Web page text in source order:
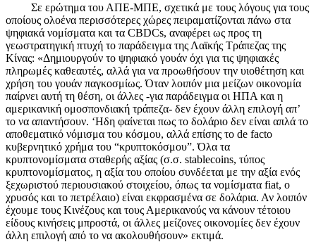
Σε ερώτημα του ΑΠΕ-ΜΠΕ, σχετικά με τους λόγους για τους
οποίους ολοένα περισσότερες χώρες πειραματίζονται πάνω στα
ψηφιακά νομίσματα και τα CBDCs, αναφέρει ως προς τη
γεωστρατηγική πτυχή το παράδειγμα της Λαϊκής Τράπεζας της
Κίνας: «Δημιουργούν το ψηφιακό γουάν όχι για τις ψηφιακές
πληρωμές καθεαυτές, αλλά για να προωθήσουν την υιοθέτηση και
χρήση του γουάν παγκοσμίως. Όταν λοιπόν μια μείζων οικονομία
παίρνει αυτή τη θέση, οι άλλες -για παράδειγμα οι ΗΠΑ και η
αμερικανική ομοσπονδιακή τράπεζα- δεν έχουν άλλη επιλογή απ’
το να απαντήσουν. ‘Ηδη φαίνεται πως το δολάριο δεν είναι απλά το
αποθεματικό νόμισμα του κόσμου, αλλά επίσης το de facto
κυβερνητικό χρήμα του “κρυπτοκόσμου”. Όλα τα
κρυπτονομίσματα σταθερής αξίας (σ.σ. stablecoins, τύπος
κρυπτονομίσματος, η αξία του οποίου συνδέεται με την αξία ενός
ξεχωριστού περιουσιακού στοιχείου, όπως τα νομίσματα fiat, ο
χρυσός και το πετρέλαιο) είναι εκφρασμένα σε δολάρια. Αν λοιπόν
έχουμε τους Κινέζους και τους Αμερικανούς να κάνουν τέτοιου
είδους κινήσεις μπροστά, οι άλλες μείζονες οικονομίες δεν έχουν
άλλη επιλογή από το να ακολουθήσουν» εκτιμά.